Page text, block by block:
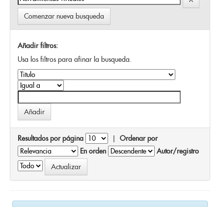
Comenzar nueva busqueda
Añadir filtros:
Usa los filtros para afinar la busqueda.
Resultados por página | Ordenar por
En orden
Autor/registro